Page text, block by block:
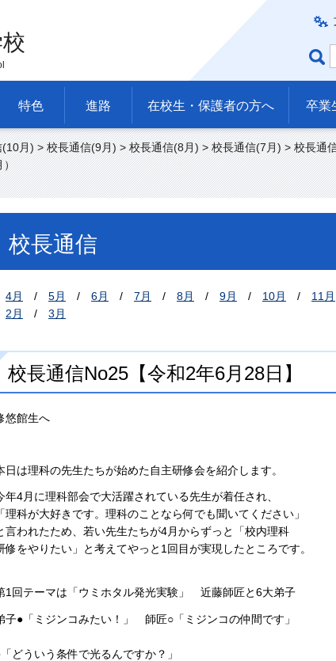
特色 進路 在校生・保護者の方へ 卒業
(10月)>校長通信(9月)>校長通信(8月)>校長通信(7月)>校長通
）
校長通信
4月 / 5月 / 6月 / 7月 / 8月 / 9月 / 10月 / 11月
2月 / 3月
校長通信No25【令和2年6月28日】
悠館生へ
日は理科の先生たちが始めた自主研修会を紹介します。
年4月に理科部会で大活躍されている先生が着任され、
「理科が大好きです。理科のことなら何でも聞いてください」
言われたため、若い先生たちが4月からずっと「校内理科
修をやりたい」と考えてやっと1回目が実現したところです。
1回テーマは「ウミホタル発光実験」 近藤師匠と6大弟子
子●「ミジンコみたい！」 師匠○「ミジンコの仲間です」
どういう条件で光るんですか？」